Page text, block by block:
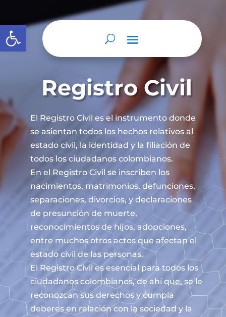
Abrir barra de herramientas
Registro Civil
El Registro Civil es el instrumento donde
se asientan todos los hechos relativos al
estado civil, la identidad y la filiación de
todos los ciudadanos colombianos.
En el Registro Civil se inscriben los
nacimientos, matrimonios, defunciones,
separaciones, divorcios, y declaraciones
de presunción de muerte,
reconocimientos de hijos, adopciones,
entre muchos otros actos que afectan el
estado civil de las personas.
El Registro Civil es esencial para todos los
ciudadanos colombianos, de ahí que, se le
reconozcan sus derechos y cumpla
deberes en relación con la sociedad y la